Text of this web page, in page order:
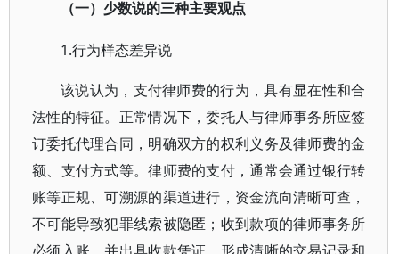
（一）少数说的三种主要观点
1.行为样态差异说
该说认为，支付律师费的行为，具有显在性和合
法性的特征。正常情况下，委托人与律师事务所应签
订委托代理合同，明确双方的权利义务及律师费的金
额、支付方式等。律师费的支付，通常会通过银行转
账等正规、可溯源的渠道进行，资金流向清晰可查，
不可能导致犯罪线索被隐匿；收到款项的律师事务所
必须入账，并出具收款凭证，形成清晰的交易记录和